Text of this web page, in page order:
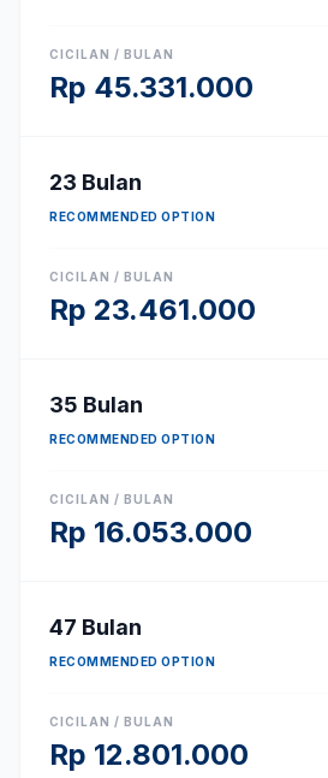
CICILAN / BULAN
Rp 45.331.000
23 Bulan
RECOMMENDED OPTION
CICILAN / BULAN
Rp 23.461.000
35 Bulan
RECOMMENDED OPTION
CICILAN / BULAN
Rp 16.053.000
47 Bulan
RECOMMENDED OPTION
CICILAN / BULAN
Rp 12.801.000